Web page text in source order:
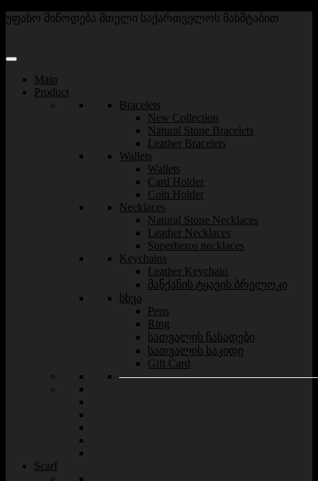
უფასო მიწოდება მთელი საქართველოს მასშტაბით
Main
Product
Bracelets
New Collection
Natural Stone Bracelets
Leather Bracelets
Wallets
Wallets
Card Holder
Coin Holder
Necklaces
Natural Stone Necklaces
Leather Necklaces
Superheros necklaces
Keychains
Leather Keychain
მანქანის ტყავის ბრელოკი
სხვა
Pens
Ring
სათვალის ჩასადები
სათვალის საკიდი
Gift Card
Scarf